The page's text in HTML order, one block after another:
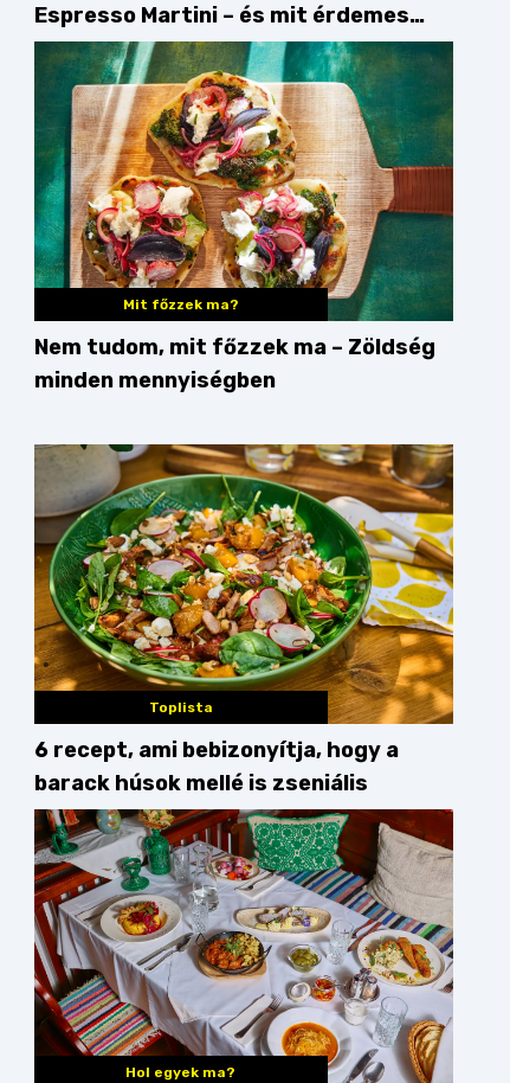
Espresso Martini – és mit érdemes
enni mellé?
Mit főzzek ma?
Nem tudom, mit főzzek ma – Zöldség
minden mennyiségben
Toplista
6 recept, ami bebizonyítja, hogy a
barack húsok mellé is zseniális
Hol egyek ma?